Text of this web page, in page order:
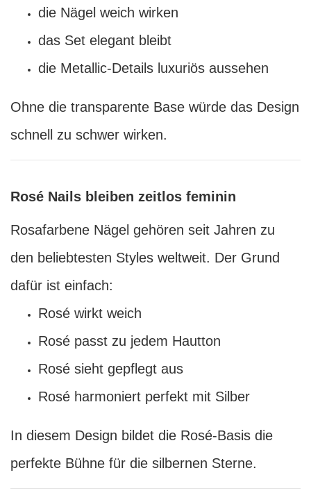
die Nägel weich wirken
das Set elegant bleibt
die Metallic-Details luxuriös aussehen
Ohne die transparente Base würde das Design
schnell zu schwer wirken.
Rosé Nails bleiben zeitlos feminin
Rosafarbene Nägel gehören seit Jahren zu
den beliebtesten Styles weltweit. Der Grund
dafür ist einfach:
Rosé wirkt weich
Rosé passt zu jedem Hautton
Rosé sieht gepflegt aus
Rosé harmoniert perfekt mit Silber
In diesem Design bildet die Rosé-Basis die
perfekte Bühne für die silbernen Sterne.